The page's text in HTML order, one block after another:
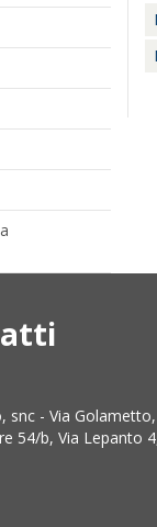
snc - Via Golametto,
54/b, Via Lepanto